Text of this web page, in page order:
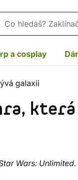
a cosplay
galaxii
Wars: Unlimited.